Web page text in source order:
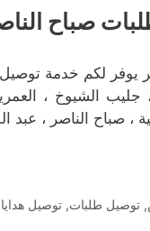
صباح
لكم خدمة
جليب الشيوخ ،
، صباح الناصر ، عبد
, توصيل طلبات, توصيل هدايا